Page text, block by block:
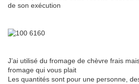
de son exécution
J’ai utilisé du fromage de chèvre frais
fromage qui vous plait
Les quantités sont pour une personne,